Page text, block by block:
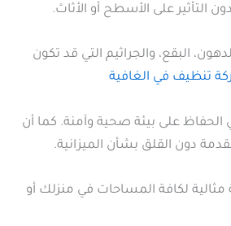
على الأسطح أو الأثاث.
البقع، والجراثيم التي قد تكون
تنظيف في الغافية
الحفاظ على بيئة صحية وآمنة. كما أن
دون القلق بشأن الميزانية.
لكافة المساحات في منزلك أو